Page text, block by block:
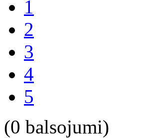
1
2
3
4
5
(0 balsojumi)